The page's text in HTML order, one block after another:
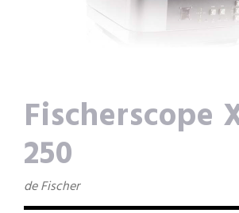
Fischerscope
250
de Fischer